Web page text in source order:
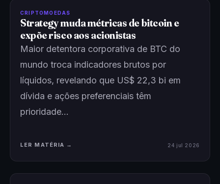
CRIPTOMOEDAS
Strategy muda métricas de bitcoin e
expõe risco aos acionistas
Maior detentora corporativa de BTC do
mundo troca indicadores brutos por
líquidos, revelando que US$ 22,3 bi em
dívida e ações preferenciais têm
prioridade…
LER MATÉRIA → 24 jul 2026